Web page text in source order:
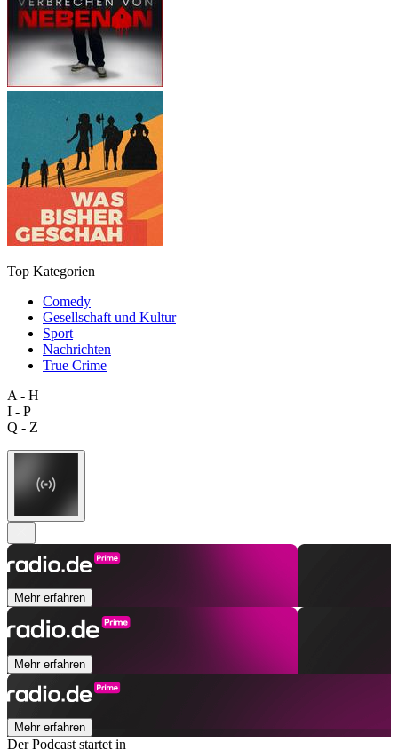
Top Kategorien
Comedy
Gesellschaft und Kultur
Sport
Nachrichten
True Crime
A - H
I - P
Q - Z
Mehr erfahren
Mehr erfahren
Mehr erfahren
Der Podcast startet in